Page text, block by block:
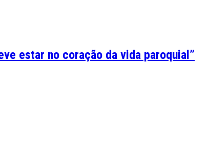
estar no coração da vida paroquial”